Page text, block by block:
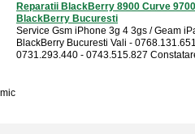
Reparatii BlackBerry 8900 Curve
BlackBerry Bucuresti
Service Gsm iPhone 3g 4 3gs / Geam
BlackBerry Bucuresti Vali -
0731.293.440 - 0743.515.827
mic